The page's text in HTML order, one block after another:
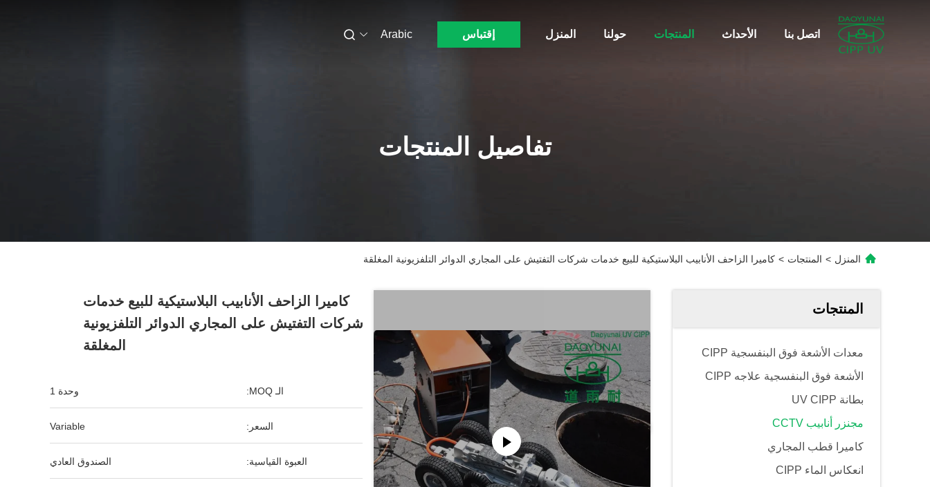
المنزل حولنا المنتجات الأحداث اتصل بنا إقتباس Arabic
تفاصيل المنتجات
المنزل > المنتجات > كاميرا الزاحف الأنابيب البلاستيكية للبيع خدمات شركات التفتيش على المجاري الدوائر التلفزيونية المغلقة
المنتجات
معدات الأشعة فوق البنفسجية CIPP
الأشعة فوق البنفسجية علاجه CIPP
بطانة UV CIPP
مجنزر أنابيب CCTV
كاميرا قطب المجاري
انعكاس الماء CIPP
كاميرا الزاحف الأنابيب البلاستيكية للبيع خدمات
شركات التفتيش على المجاري الدوائر التلفزيونية
المغلقة
الـ MOQ: وحدة 1
السعر: Variable
العبوة القياسية: الصندوق العادي